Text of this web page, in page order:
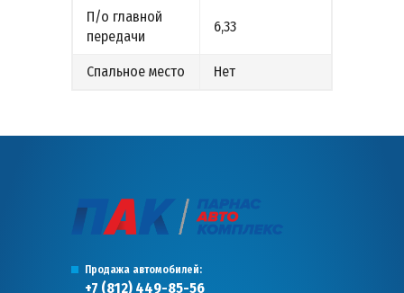
П/о главной
передачи
6,33
Спальное место Нет
Продажа автомобилей:
+7 (812) 449-85-56